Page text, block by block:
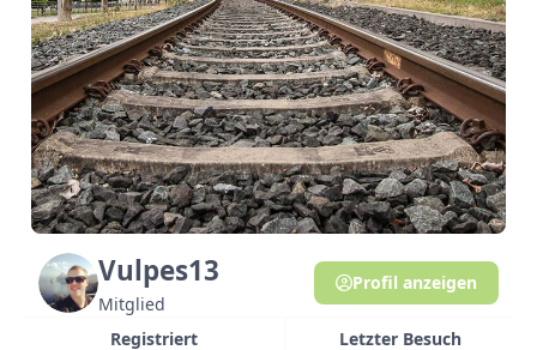
Vulpes13
Mitglied
Registriert
Letzter Besuch
Profil anzeigen